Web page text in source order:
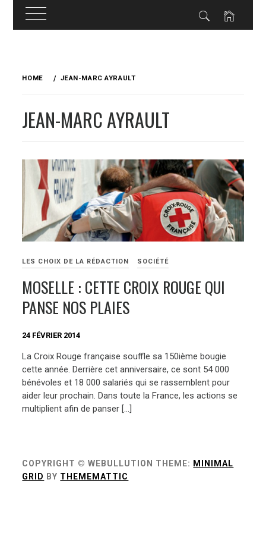
HOME JEAN-MARC AYRAULT
JEAN-MARC AYRAULT
LES CHOIX DE LA RÉDACTION SOCIÉTÉ
MOSELLE : CETTE CROIX ROUGE QUI
PANSE NOS PLAIES
24 FÉVRIER 2014
La Croix Rouge française souffle sa 150ième bougie
cette année. Derrière cet anniversaire, ce sont 54 000
bénévoles et 18 000 salariés qui se rassemblent pour
aider leur prochain. Dans toute la France, les actions se
multiplient afin de panser […]
COPYRIGHT © WEBULLUTION THEME: MINIMAL
GRID BY THEMEMATTIC